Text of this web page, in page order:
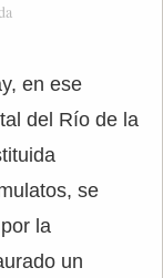
en ese
del Río de la
se
la
un